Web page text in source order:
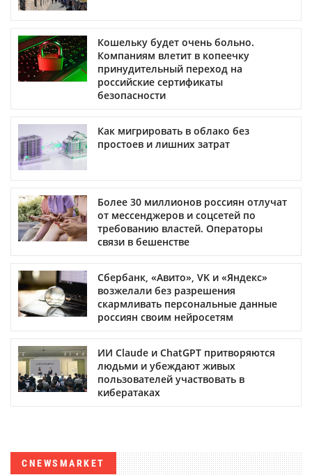
Кошельку будет очень больно.
Компаниям влетит в копеечку
принудительный переход на
российские сертификаты
безопасности
Как мигрировать в облако без
простоев и лишних затрат
Более 30 миллионов россиян отлучат
от мессенджеров и соцсетей по
требованию властей. Операторы
связи в бешенстве
Сбербанк, «Авито», VK и «Яндекс»
возжелали без разрешения
скармливать персональные данные
россиян своим нейросетям
ИИ Claude и ChatGPT притворяются
людьми и убеждают живых
пользователей участвовать в
кибератаках
CNEWSMARKET